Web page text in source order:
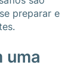
preparar e
uma